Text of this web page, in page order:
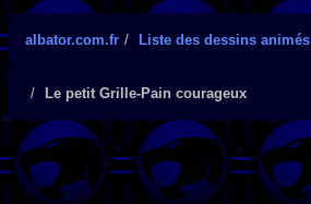
albator.com.fr Liste des dessins animés
Le petit Grille-Pain courageux